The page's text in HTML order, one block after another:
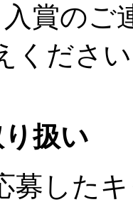
賞のご
くださ
扱い
募した